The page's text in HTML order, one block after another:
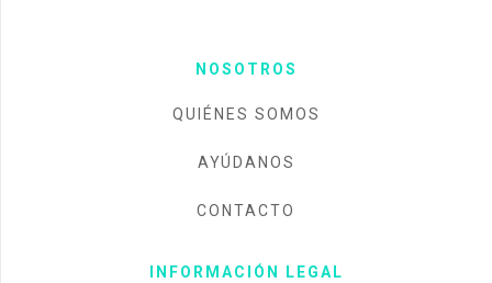
NOSOTROS
QUIÉNES SOMOS
AYÚDANOS
CONTACTO
INFORMACIÓN LEGAL